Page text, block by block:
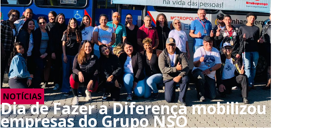
NOTÍCIAS
Dia de Fazer a Diferença mobilizou
empresas do Grupo NSO